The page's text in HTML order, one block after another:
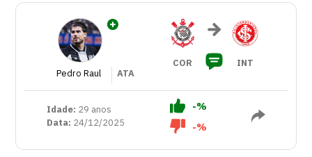
Pedro Raul ATA
COR INT
Idade: 29 anos
Data: 24/12/2025
-%
-%